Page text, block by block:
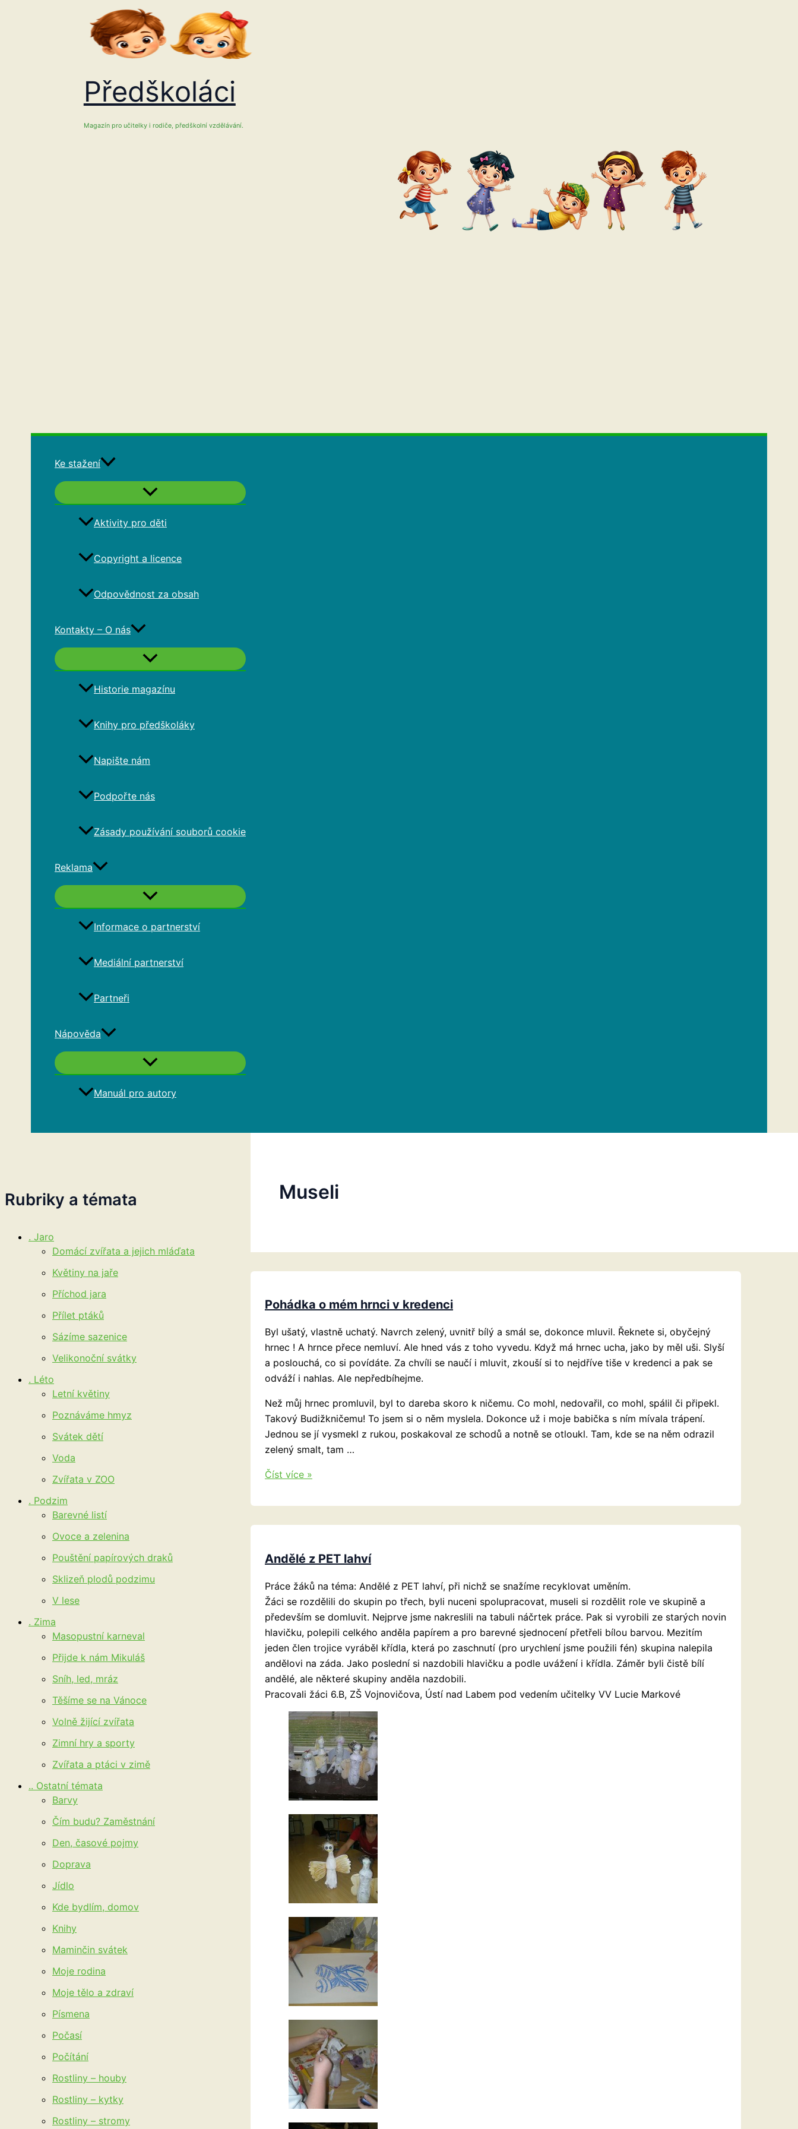
Předškoláci
Magazín pro učitelky i rodiče, předškolní vzdělávání.
Ke stažení
Aktivity pro děti
Copyright a licence
Odpovědnost za obsah
Kontakty – O nás
Historie magazínu
Knihy pro předškoláky
Napište nám
Podpořte nás
Zásady používání souborů cookie
Reklama
Informace o partnerství
Mediální partnerství
Partneři
Nápověda
Manuál pro autory
Rubriky a témata
. Jaro
Domácí zvířata a jejich mláďata
Květiny na jaře
Příchod jara
Přílet ptáků
Sázíme sazenice
Velikonoční svátky
. Léto
Letní květiny
Poznáváme hmyz
Svátek dětí
Voda
Zvířata v ZOO
. Podzim
Barevné listí
Ovoce a zelenina
Pouštění papírových draků
Sklizeň plodů podzimu
V lese
. Zima
Masopustní karneval
Přijde k nám Mikuláš
Sníh, led, mráz
Těšíme se na Vánoce
Volně žijící zvířata
Zimní hry a sporty
Zvířata a ptáci v zimě
.. Ostatní témata
Barvy
Čím budu? Zaměstnání
Den, časové pojmy
Doprava
Jídlo
Kde bydlím, domov
Knihy
Maminčin svátek
Moje rodina
Moje tělo a zdraví
Písmena
Počasí
Počítání
Rostliny – houby
Rostliny – kytky
Rostliny – stromy
Museli
Pohádka o mém hrnci v kredenci
Byl ušatý, vlastně uchatý. Navrch zelený, uvnitř bílý a smál se, dokonce mluvil. Řeknete si, obyčejný
hrnec ! A hrnce přece nemluví. Ale hned vás z toho vyvedu. Když má hrnec ucha, jako by měl uši. Slyší
a poslouchá, co si povídáte. Za chvíli se naučí i mluvit, zkouší si to nejdříve tiše v kredenci a pak se
odváží i nahlas. Ale nepředbíhejme.
Než můj hrnec promluvil, byl to dareba skoro k ničemu. Co mohl, nedovařil, co mohl, spálil či připekl.
Takový Budižkničemu! To jsem si o něm myslela. Dokonce už i moje babička s ním mívala trápení.
Jednou se jí vysmekl z rukou, poskakoval ze schodů a notně se otloukl. Tam, kde se na něm odrazil
zelený smalt, tam …
Pohádka
mém
kredenci
Číst více »
Andělé z PET lahví
Práce žáků na téma: Andělé z PET lahví, při nichž se snažíme recyklovat uměním.
Žáci se rozdělili do skupin po třech, byli nuceni spolupracovat, museli si rozdělit role ve skupině a
především se domluvit. Nejprve jsme nakreslili na tabuli náčrtek práce. Pak si vyrobili ze starých novin
hlavičku, polepili celkého anděla papírem a pro barevné sjednocení přetřeli bílou barvou. Mezitím
jeden člen trojice vyráběl křídla, která po zaschnutí (pro urychlení jsme použili fén) skupina nalepila
andělovi na záda. Jako poslední si nazdobili hlavičku a podle uvážení i křídla. Záměr byli čistě bílí
andělé, ale některé skupiny anděla nazdobili.
Pracovali žáci 6.B, ZŠ Vojnovičova, Ústí nad Labem pod vedením učitelky VV Lucie Markové